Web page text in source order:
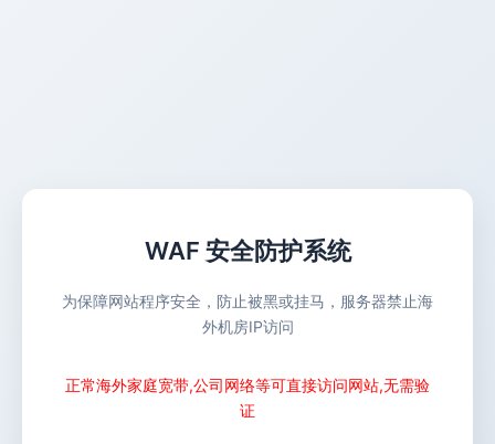
WAF 安全防护系统
为保障网站程序安全，防止被黑或挂马，服务器禁止海
外机房IP访问
正常海外家庭宽带,公司网络等可直接访问网站,无需验
证